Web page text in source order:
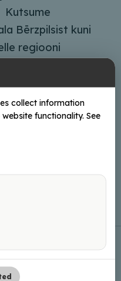
Kutsume
Bērzpilsist kuni
regiooni
collect information
functionality. See